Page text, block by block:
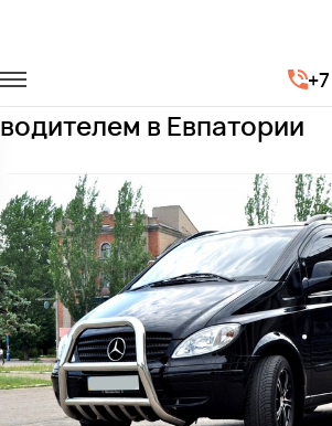
Заказать Mercedes-Benz
водителем в Евпатории